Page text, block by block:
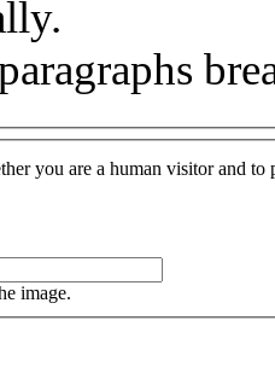
you are a human visitor and to
image.